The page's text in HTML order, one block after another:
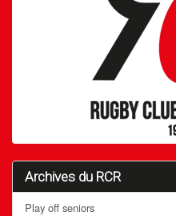
Archives du RCR
Play off seniors